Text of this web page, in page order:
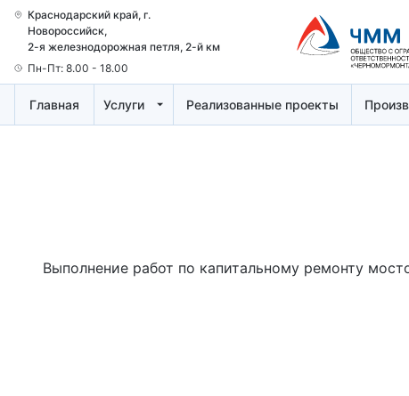
Краснодарский край, г.
Новоросcийск,
2-я железнодорожная петля, 2-й км
Пн-Пт: 8.00 - 18.00
Главная Услуги Реализованные проекты
Выполнение работ по капитальному ремонту